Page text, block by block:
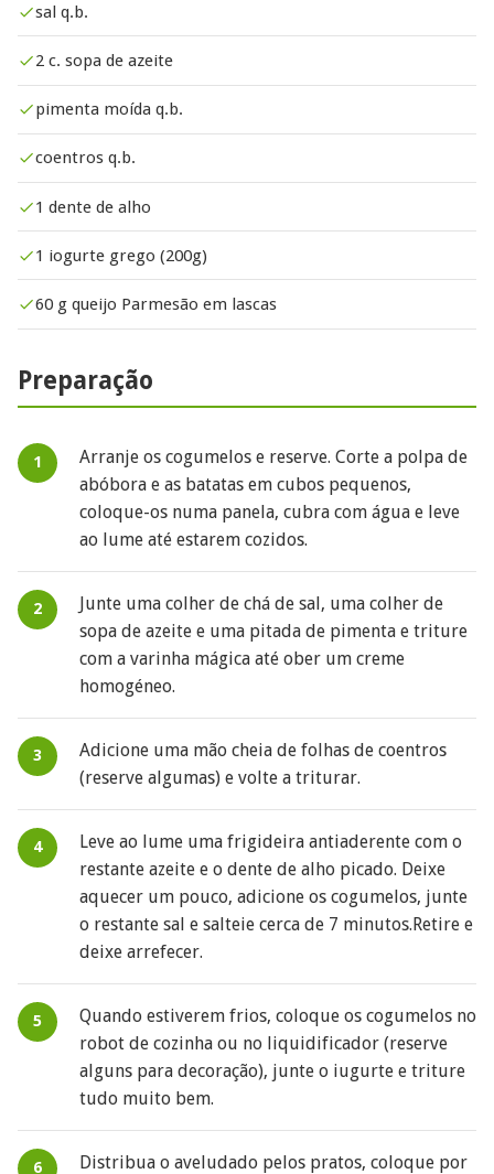
sal q.b.
2 c. sopa de azeite
pimenta moída q.b.
coentros q.b.
1 dente de alho
1 iogurte grego (200g)
60 g queijo Parmesão em lascas
Preparação
Arranje os cogumelos e reserve. Corte a polpa de
abóbora e as batatas em cubos pequenos,
coloque-os numa panela, cubra com água e leve
ao lume até estarem cozidos.
Junte uma colher de chá de sal, uma colher de
sopa de azeite e uma pitada de pimenta e triture
com a varinha mágica até ober um creme
homogéneo.
Adicione uma mão cheia de folhas de coentros
(reserve algumas) e volte a triturar.
Leve ao lume uma frigideira antiaderente com o
restante azeite e o dente de alho picado. Deixe
aquecer um pouco, adicione os cogumelos, junte
o restante sal e salteie cerca de 7 minutos.Retire e
deixe arrefecer.
Quando estiverem frios, coloque os cogumelos no
robot de cozinha ou no liquidificador (reserve
alguns para decoração), junte o iugurte e triture
tudo muito bem.
Distribua o aveludado pelos pratos, coloque por